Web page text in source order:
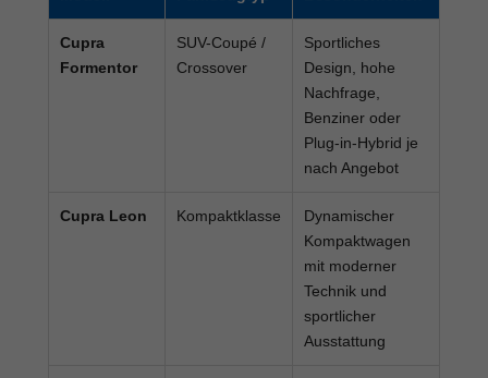
Cupra
Formentor
SUV-Coupé /
Crossover
Sportliches
Design, hohe
Nachfrage,
Benziner oder
Plug-in-Hybrid je
nach Angebot
Cupra Leon Kompaktklasse
Dynamischer
Kompaktwagen
mit moderner
Technik und
sportlicher
Ausstattung